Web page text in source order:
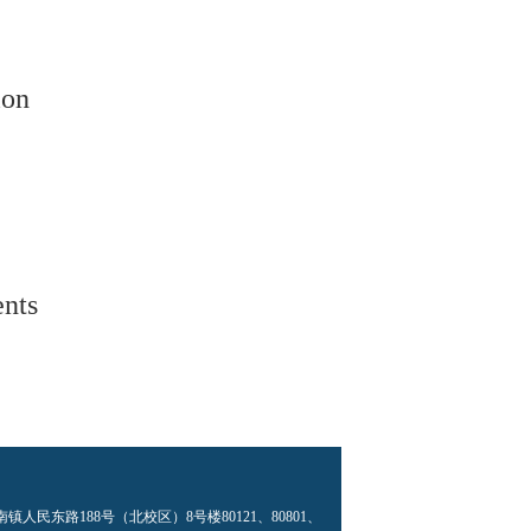
人民东路188号（北校区）8号楼80121、80801、